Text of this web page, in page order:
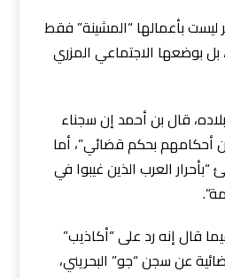
ليست بأعمالها “المشينة” فقط
بل بوضعها الاجتماعي المزري
قال بن أحمد إن سجناء
أحكامهم بحكم قضائي”، أما
العرب الذين غيبوا في
قال إنه رد على “أكاذيب”
عن سجن “جو” البحريني،